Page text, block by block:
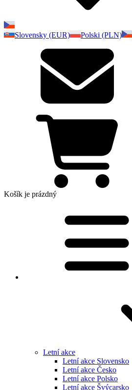
Slovensky (EUR)
Polski (PLN)
Košík je prázdný
Letní akce
Letní akce Slovensko
Letní akce Česko
Letní akce Polsko
Letní akce Švýcarsko